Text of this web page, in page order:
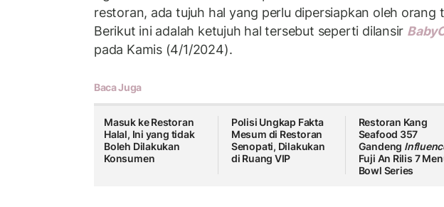
restoran, ada tujuh hal yang perlu dipersiapkan oleh orang
Berikut ini adalah ketujuh hal tersebut seperti dilansir
pada Kamis (4/1/2024).
Baca Juga
Masuk ke Restoran
Halal, Ini yang tidak
Boleh Dilakukan
Konsumen
Polisi Ungkap Fakta
Mesum di Restoran
Senopati, Dilakukan
di Ruang VIP
Restoran Kang
Seafood 357
Gandeng
Fuji An Rilis 7
Bowl Series